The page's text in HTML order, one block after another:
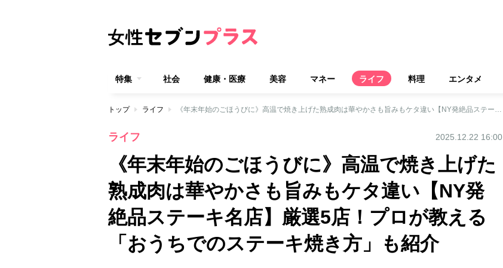
特集 社会 健康・医療 美容 マネー ライフ 料理 エンタメ
トップ ライフ 《年末年始のごほうびに》高温で焼き上げた熟成肉は華やかさも旨みもケタ違い【NY発絶品ステーキ名店】厳選5店！プロが教える「おうちでのステーキ焼き方」も紹介
ライフ 2025.12.22 16:00
《年末年始のごほうびに》高温で焼き上げた
熟成肉は華やかさも旨みもケタ違い【NY発
絶品ステーキ名店】厳選5店！プロが教える
「おうちでのステーキ焼き方」も紹介